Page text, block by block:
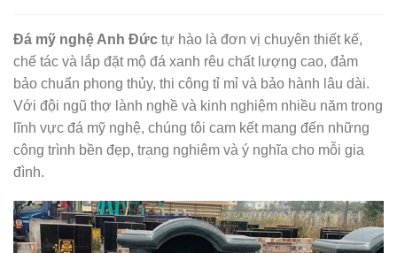
Đá mỹ nghệ Anh Đức tự hào là đơn vị chuyên thiết kế,
chế tác và lắp đặt mộ đá xanh rêu chất lượng cao, đảm
bảo chuẩn phong thủy, thi công tỉ mỉ và bảo hành lâu dài.
Với đội ngũ thợ lành nghề và kinh nghiệm nhiều năm trong
lĩnh vực đá mỹ nghệ, chúng tôi cam kết mang đến những
công trình bền đẹp, trang nghiêm và ý nghĩa cho mỗi gia
đình.